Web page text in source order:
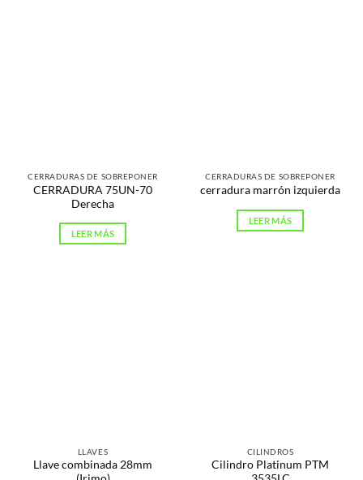
CERRADURAS DE SOBREPONER
CERRADURA 75UN-70
Derecha
LEER MÁS
CERRADURAS DE SOBREPONER
cerradura marrón izquierda
LEER MÁS
LLAVES
Llave combinada 28mm
CILINDROS
Cilindro Platinum PTM